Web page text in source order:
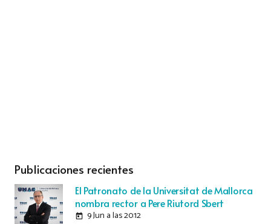
Publicaciones recientes
El Patronato de la Universitat de Mallorca
nombra rector a Pere Riutord Sbert
today 9 Jun a las 20:12